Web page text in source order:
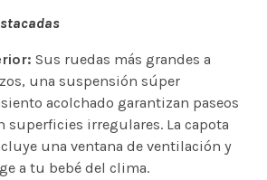
Sus ruedas más grandes a
una suspensión súper
acolchado garantizan paseos
superficies irregulares. La capota
una ventana de ventilación y
a tu bebé del clima.